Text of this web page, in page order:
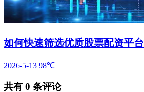
如何快速筛选优质股票配资平台
2026-5-13 98℃
共有 0 条评论